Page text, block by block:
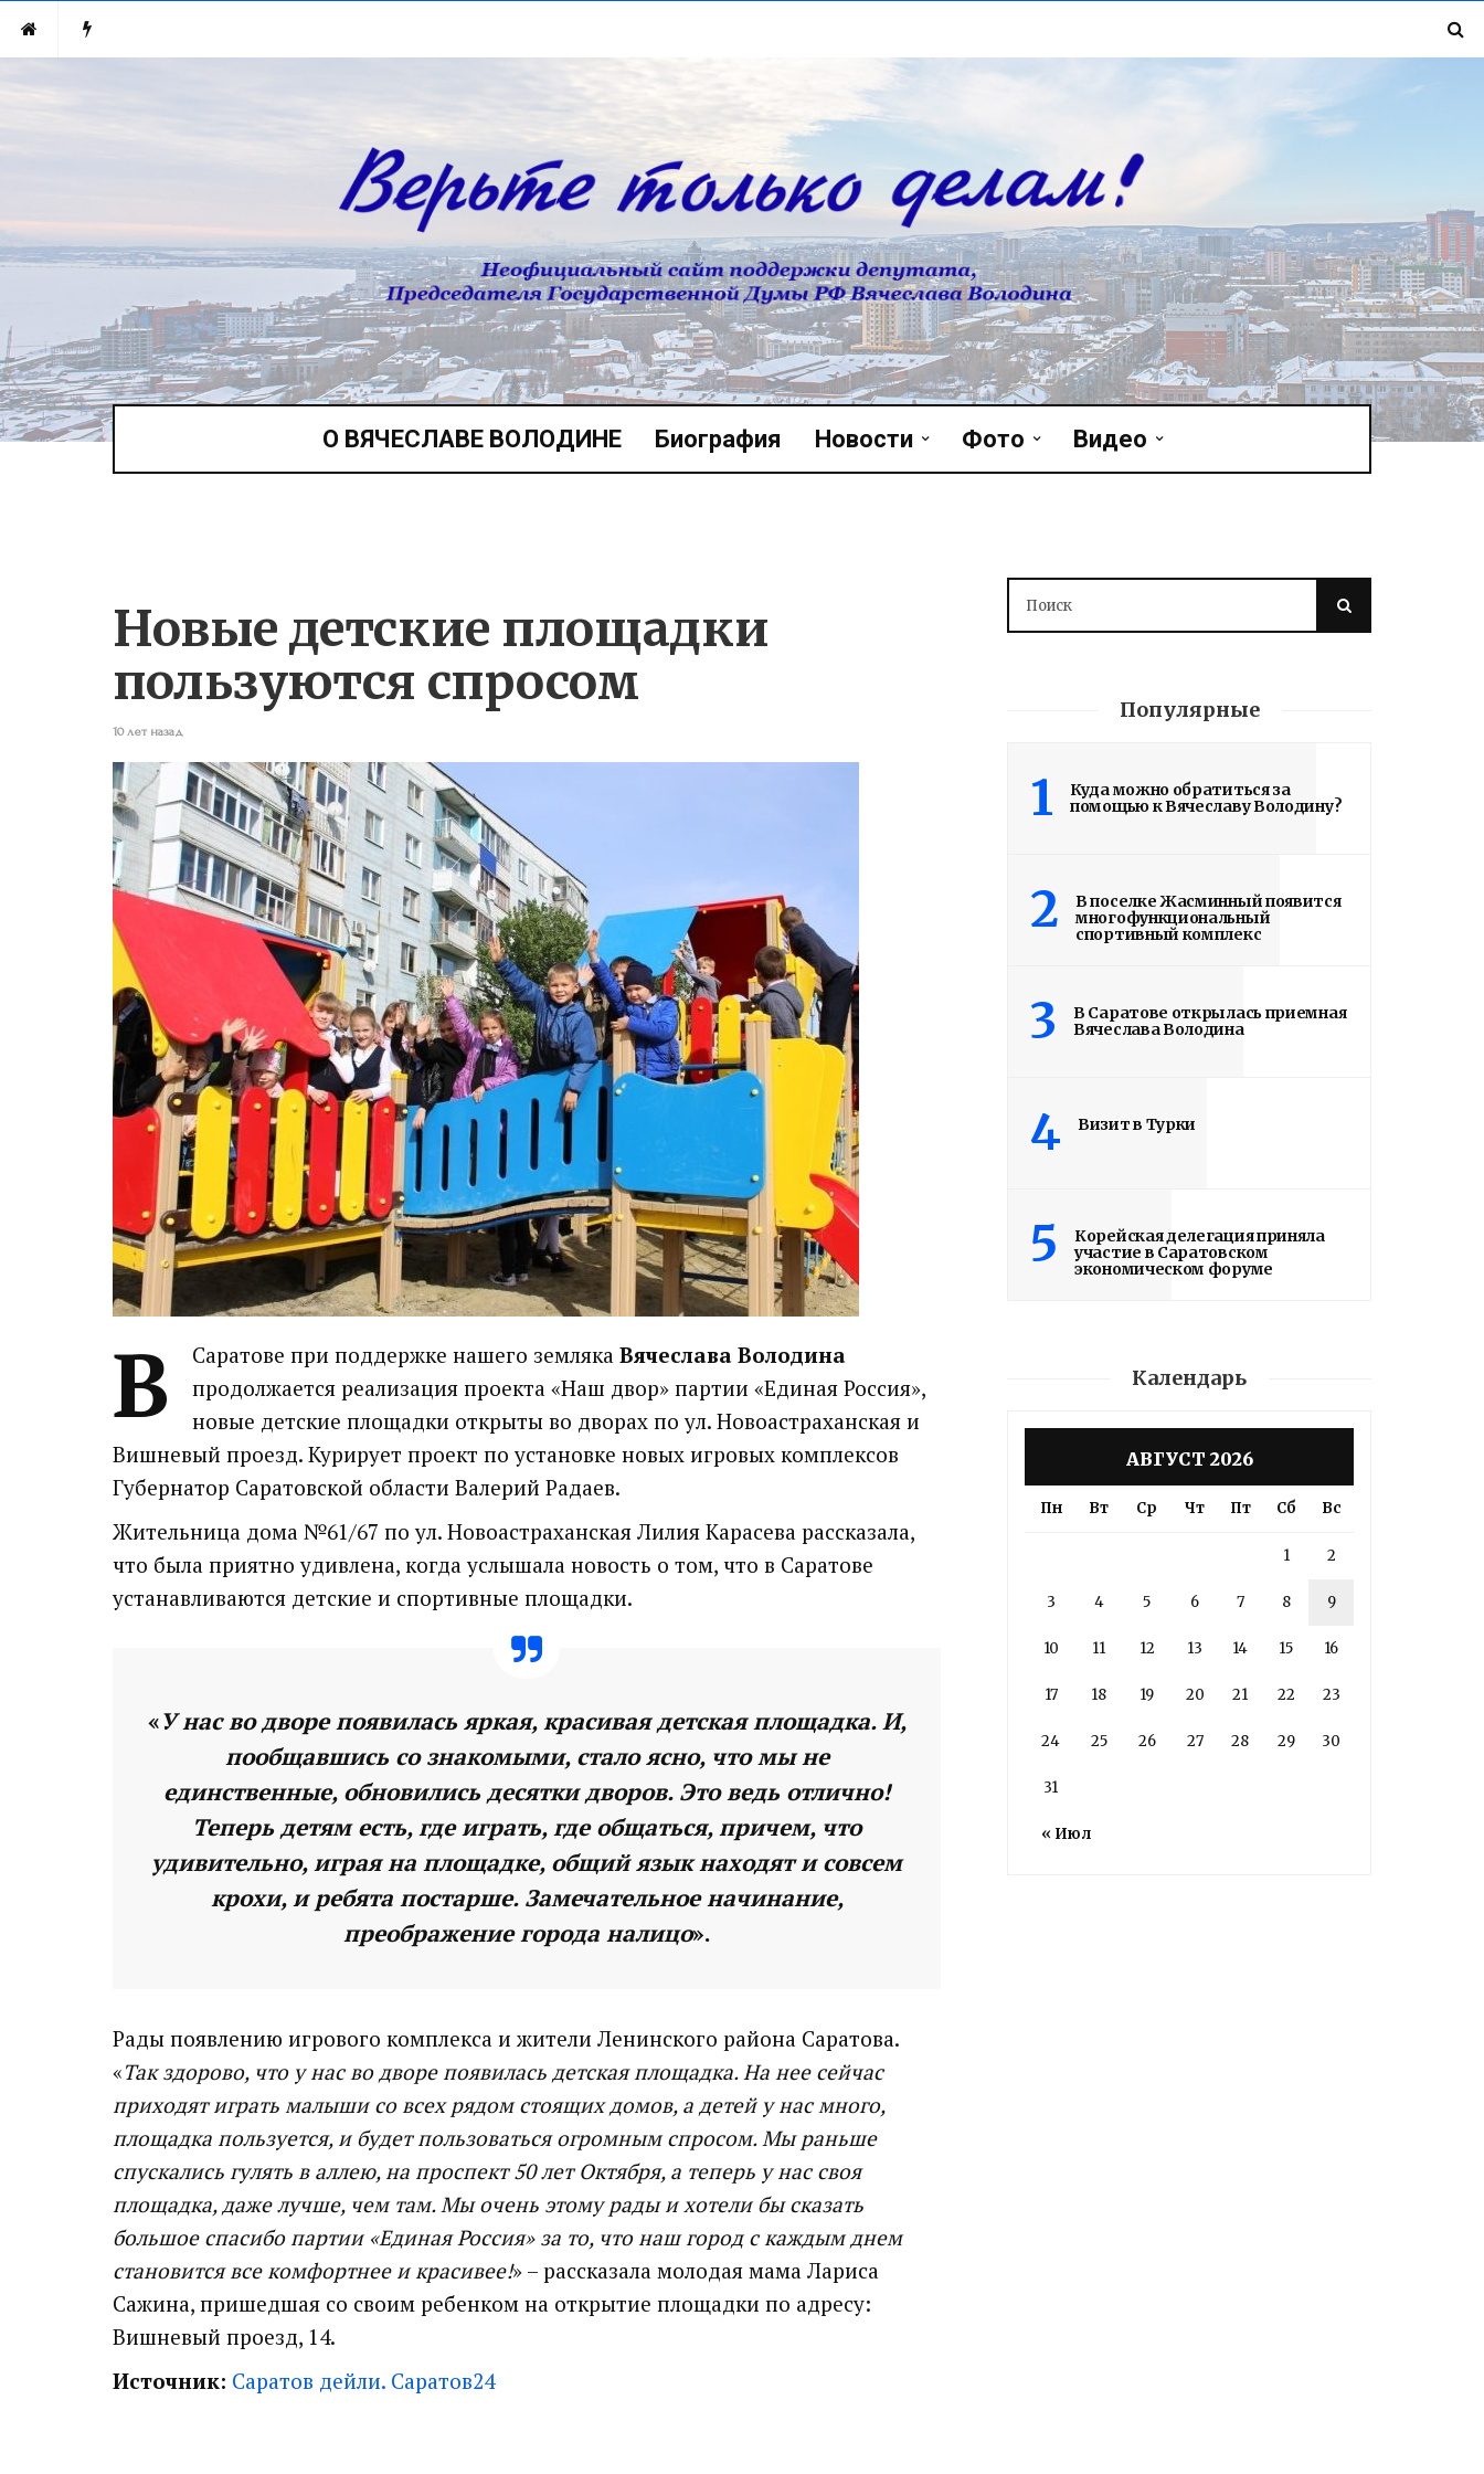
О ВЯЧЕСЛАВЕ ВОЛОДИНЕ Биография Новости Фото Видео
Новые детские площадки
пользуются спросом
10 лет назад
В Саратове при поддержке нашего земляка Вячеслава Володина
продолжается реализация проекта «Наш двор» партии «Единая Россия»,
новые детские площадки открыты во дворах по ул. Новоастраханская и
Вишневый проезд. Курирует проект по установке новых игровых комплексов
Губернатор Саратовской области Валерий Радаев.
Жительница дома №61/67 по ул. Новоастраханская Лилия Карасева рассказала,
что была приятно удивлена, когда услышала новость о том, что в Саратове
устанавливаются детские и спортивные площадки.
«У нас во дворе появилась яркая, красивая детская площадка. И,
пообщавшись со знакомыми, стало ясно, что мы не
единственные, обновились десятки дворов. Это ведь отлично!
Теперь детям есть, где играть, где общаться, причем, что
удивительно, играя на площадке, общий язык находят и совсем
крохи, и ребята постарше. Замечательное начинание,
преображение города налицо».
Рады появлению игрового комплекса и жители Ленинского района Саратова.
«Так здорово, что у нас во дворе появилась детская площадка. На нее сейчас
приходят играть малыши со всех рядом стоящих домов, а детей у нас много,
площадка пользуется, и будет пользоваться огромным спросом. Мы раньше
спускались гулять в аллею, на проспект 50 лет Октября, а теперь у нас своя
площадка, даже лучше, чем там. Мы очень этому рады и хотели бы сказать
большое спасибо партии «Единая Россия» за то, что наш город с каждым днем
становится все комфортнее и красивее!» – рассказала молодая мама Лариса
Сажина, пришедшая со своим ребенком на открытие площадки по адресу:
Вишневый проезд, 14.
Источник: Саратов дейли. Саратов24
Популярные
1
Куда можно обратиться за
помощью к Вячеславу Володину?
2
В поселке Жасминный появится
многофункциональный
спортивный комплекс
3
В Саратове открылась приемная
Вячеслава Володина
4 Визит в Турки
5
Корейская делегация приняла
участие в Саратовском
экономическом форуме
Календарь
АВГУСТ 2026
Пн Вт Ср Чт Пт Сб Вс
« Июл
1 2
3 4 5 6 7 8 9
10 11 12 13 14 15 16
17 18 19 20 21 22 23
24 25 26 27 28 29 30
31
Володин: 31 августа
РАБОТЫ БУДУТ
Подробности в статье!